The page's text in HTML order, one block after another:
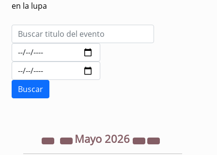
en la lupa
Mayo 2026